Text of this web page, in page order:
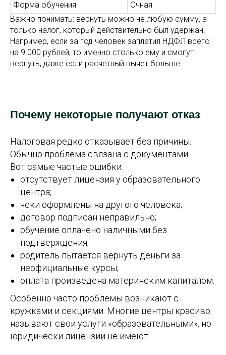
Форма обучения
Очная
Важно понимать: вернуть можно не любую сумму, а
только налог, который действительно был удержан.
Например, если за год человек заплатил НДФЛ всего
на 9 000 рублей, то именно столько ему и смогут
вернуть, даже если расчетный вычет больше.
Почему некоторые получают отказ
Налоговая редко отказывает без причины.
Обычно проблема связана с документами.
Вот самые частые ошибки:
отсутствует лицензия у образовательного
центра;
чеки оформлены на другого человека;
договор подписан неправильно;
обучение оплачено наличными без
подтверждения;
родитель пытается вернуть деньги за
неофициальные курсы;
оплата произведена материнским капиталом.
Особенно часто проблемы возникают с
кружками и секциями. Многие центры красиво
называют свои услуги «образовательными», но
юридически лицензии не имеют.